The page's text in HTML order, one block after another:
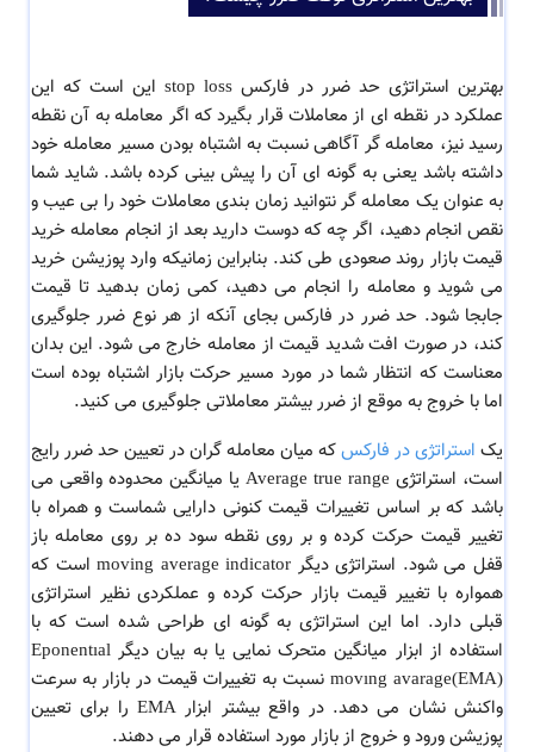
بهترین استراتژی حد ضرر در فارکس stop loss این است که این
عملکرد در نقطه ای از معاملات قرار بگیرد که اگر معامله به آن نقطه
رسید نیز، معامله گر آگاهی نسبت به اشتباه بودن مسیر معامله خود
داشته باشد یعنی به گونه ای آن را پیش بینی کرده باشد. شاید شما
به عنوان یک معامله گر نتوانید زمان بندی معاملات خود را بی عیب و
نقص انجام دهید، اگر چه که دوست دارید بعد از انجام معامله خرید
قیمت بازار روند صعودی طی کند. بنابراین زمانیکه وارد پوزیشن خرید
می شوید و معامله را انجام می دهید، کمی زمان بدهید تا قیمت
جابجا شود. حد ضرر در فارکس بجای آنکه از هر نوع ضرر جلوگیری
کند، در صورت افت شدید قیمت از معامله خارج می شود. این بدان
معناست که انتظار شما در مورد مسیر حرکت بازار اشتباه بوده است
اما با خروج به موقع از ضرر بیشتر معاملاتی جلوگیری می کنید.
یک استراتژی در فارکسکه میان معامله گران در تعیین حد ضرر رایج
است، استراتژی Average true range یا میانگین محدوده واقعی می
باشد که بر اساس تغییرات قیمت کنونی دارایی شماست و همراه با
تغییر قیمت حرکت کرده و بر روی نقطه سود ده بر روی معامله باز
قفل می شود. استراتژی دیگر moving average indicator است که
همواره با تغییر قیمت بازار حرکت کرده و عملکردی نظیر استراتژی
قبلی دارد. اما این استراتژی به گونه ای طراحی شده است که با
استفاده از ابزار میانگین متحرک نمایی یا به بیان دیگر Eponentıal
movıng avarage(EMA) نسبت به تغییرات قیمت در بازار به سرعت
واکنش نشان می دهد. در واقع بیشتر ابزار EMA را برای تعیین
پوزیشن ورود و خروج از بازار مورد استفاده قرار می دهند.